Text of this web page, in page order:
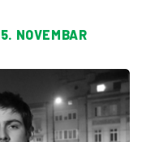
NOVEMBAR